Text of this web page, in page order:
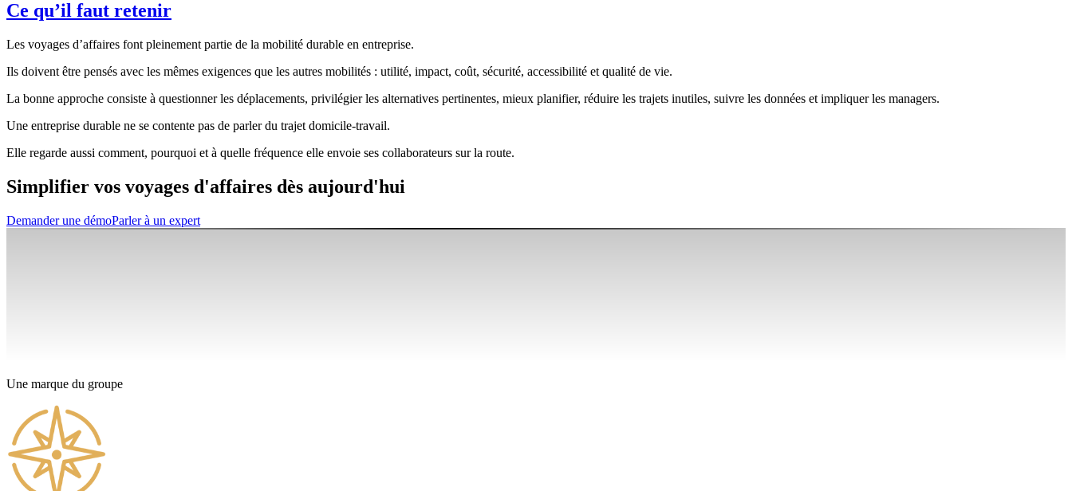
Ce qu’il faut retenir
Les voyages d’affaires font pleinement partie de la mobilité durable en entreprise.
Ils doivent être pensés avec les mêmes exigences que les autres mobilités : utilité, impact, coût, sécurité, accessibilité et qualité de vie.
La bonne approche consiste à questionner les déplacements, privilégier les alternatives pertinentes, mieux planifier, réduire les trajets inutiles, suivre les données et impliquer les managers.
Une entreprise durable ne se contente pas de parler du trajet domicile-travail.
Elle regarde aussi comment, pourquoi et à quelle fréquence elle envoie ses collaborateurs sur la route.
Simplifier vos voyages d'affaires dès aujourd'hui
Demander une démoParler à un expert
Une marque du groupe